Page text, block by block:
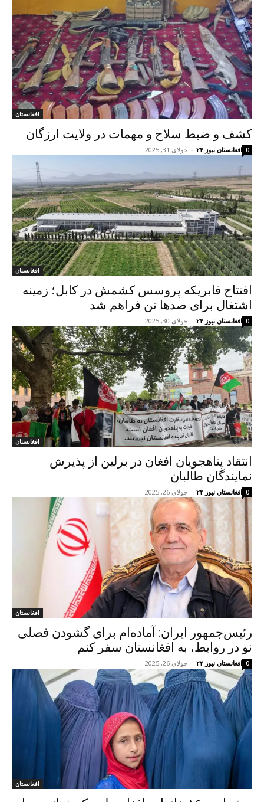
افغانستان
کشف و ضبط سلاح و مهمات در ولایت ارزگان
افغانستان نیوز ۲۴ - جولای 31, 2025 0
افغانستان
افتتاح فابریکه پروسس کشمش در کابل؛ زمینه
اشتغال برای صدها تن فراهم شد
افغانستان نیوز ۲۴ - جولای 30, 2025 0
افغانستان
انتقاد پناهجویان افغان در برلین از پذیرش
نمایندگان طالبان
افغانستان نیوز ۲۴ - جولای 26, 2025 0
افغانستان
رئیس‌جمهور ایران: آماده‌ام برای گشودن فصلی
نو در روابط، به افغانستان سفر کنم
افغانستان نیوز ۲۴ - جولای 26, 2025 0
افغانستان